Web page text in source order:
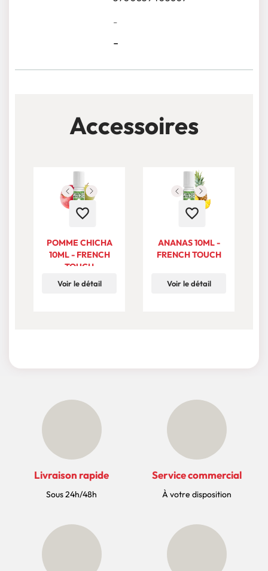
-
-
Accessoires
favorite_border
POMME CHICHA
10ML - FRENCH
TOUCH
Voir le détail
favorite_border
ANANAS 10ML -
FRENCH TOUCH
Voir le détail
Livraison rapide
Sous 24h/48h
Service commercial
À votre disposition